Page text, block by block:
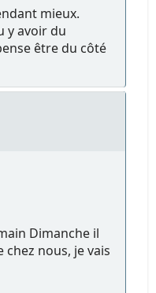
mieux.
y avoir du
être du côté
Dimanche il
nous, je vais